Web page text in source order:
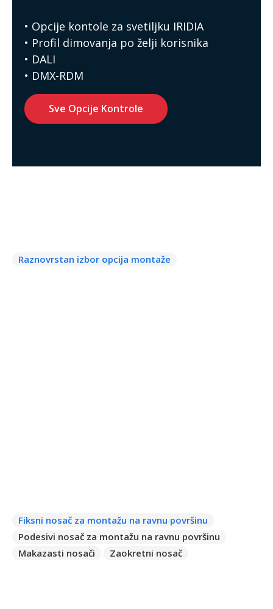
• Opcije kontole za svetiljku IRIDIA
• Profil dimovanja po želji korisnika
• DALI
• DMX-RDM
Sve Opcije Kontrole
Raznovrstan izbor opcija montaže
Fiksni nosač za montažu na ravnu površinu
Podesivi nosač za montažu na ravnu površinu
Makazasti nosači
Zaokretni nosač